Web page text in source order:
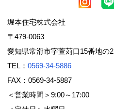
堀本住宅株式会社
〒479-0063
愛知県常滑市字萱苅口15番地の
TEL： 0569-34-5886
FAX：0569-34-5887
＜営業時間＞9:00～17:00